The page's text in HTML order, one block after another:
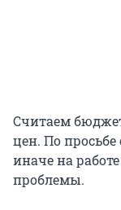
Считаем
цен. По
иначе на
проблемы.